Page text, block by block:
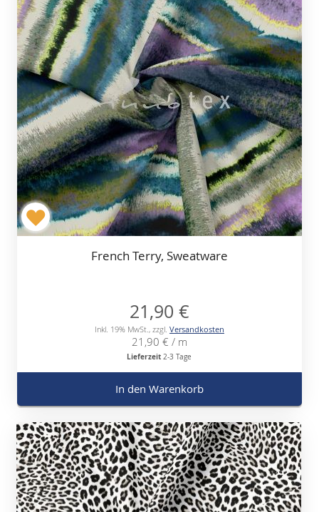
French Terry, Sweatware
21,90 €
Inkl. 19% MwSt. , zzgl. Versandkosten
21,90 € / m
Lieferzeit 2-3 Tage
In den Warenkorb